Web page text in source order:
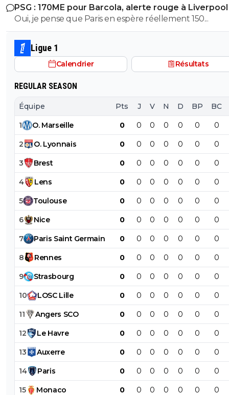
PSG : 170ME pour Barcola, alerte rouge à Liverpool
Oui, je pense que Paris en espère réellement 150...
Ligue 1
Calendrier Résultats
REGULAR SEASON
Équipe Pts J V N D BP BC
1 O. Marseille 0 0 0 0 0 0 0
2 O. Lyonnais 0 0 0 0 0 0 0
3 Brest 0 0 0 0 0 0 0
4 Lens 0 0 0 0 0 0 0
5 Toulouse 0 0 0 0 0 0 0
6 Nice 0 0 0 0 0 0 0
7 Paris Saint Germain 0 0 0 0 0 0 0
8 Rennes 0 0 0 0 0 0 0
9 Strasbourg 0 0 0 0 0 0 0
10 LOSC Lille 0 0 0 0 0 0 0
11 Angers SCO 0 0 0 0 0 0 0
12 Le Havre 0 0 0 0 0 0 0
13 Auxerre 0 0 0 0 0 0 0
14 Paris 0 0 0 0 0 0 0
15 Monaco 0 0 0 0 0 0 0